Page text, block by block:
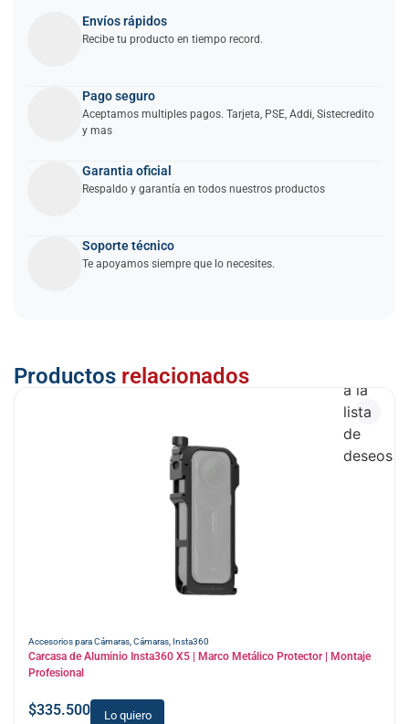
Envíos rápidos
Recibe tu producto en tiempo record.
Pago seguro
Aceptamos multiples pagos. Tarjeta, PSE, Addi, Sistecredito
y mas
Garantia oficial
Respaldo y garantía en todos nuestros productos
Soporte técnico
Te apoyamos siempre que lo necesites.
Productos relacionados
Accesorios para Cámaras,Cámaras, Insta360
Carcasa de Aluminio Insta360 X5 | Marco Metálico Protector | Montaje
Profesional
$335.500 Lo quiero
a la
lista
de
deseos